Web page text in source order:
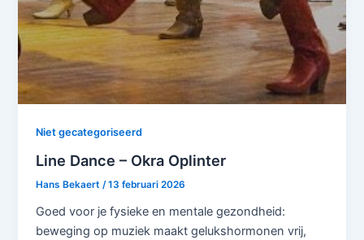
Niet gecategoriseerd
Line Dance – Okra Oplinter
Hans Bekaert/13 februari 2026
Goed voor je fysieke en mentale gezondheid:
beweging op muziek maakt gelukshormonen vrij,